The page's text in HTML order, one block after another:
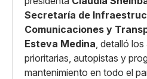
Secretaría de
Comunicaciones y
Esteva Medina, detalló
prioritarias, autopistas y
mantenimiento en todo el